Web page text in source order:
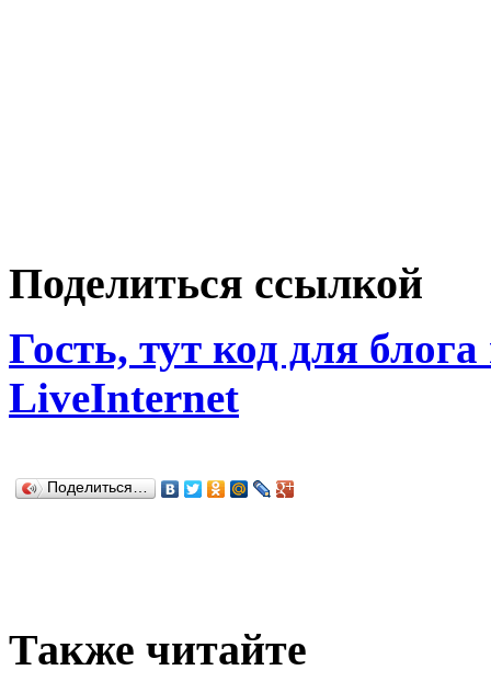
Поделиться ссылкой
Гость, тут код для
LiveInternet
Поделиться…
Также читайте